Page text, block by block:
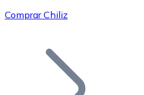
Bitcoin
Comprar Chiliz